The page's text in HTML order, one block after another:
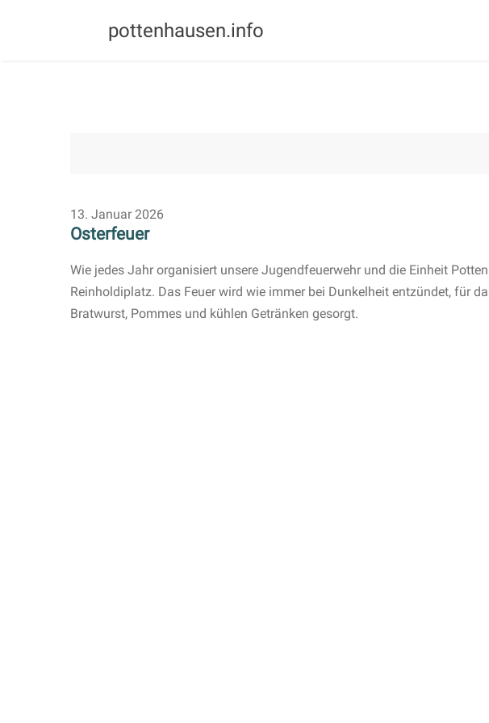
pottenhausen.info
13. Januar 2026
Osterfeuer
Wie jedes Jahr organisiert unsere Jugendfeuerwehr und die Einheit
Reinholdiplatz. Das Feuer wird wie immer bei Dunkelheit entzündet, für
Bratwurst, Pommes und kühlen Getränken gesorgt.